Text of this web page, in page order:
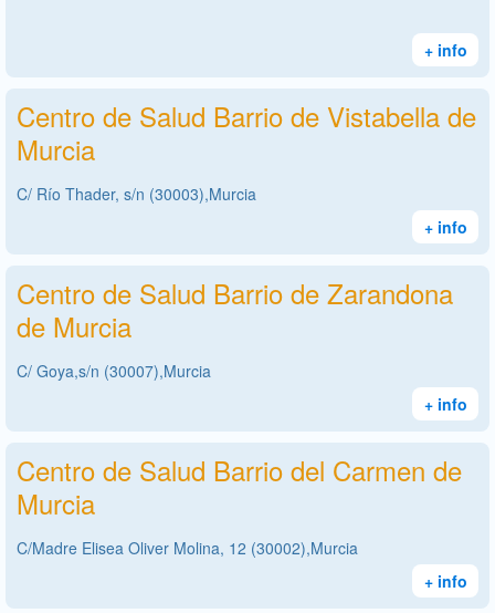
+ info
Centro de Salud Barrio de Vistabella de
Murcia
C/ Río Thader, s/n (30003),Murcia
+ info
Centro de Salud Barrio de Zarandona
de Murcia
C/ Goya,s/n (30007),Murcia
+ info
Centro de Salud Barrio del Carmen de
Murcia
C/Madre Elisea Oliver Molina, 12 (30002),Murcia
+ info